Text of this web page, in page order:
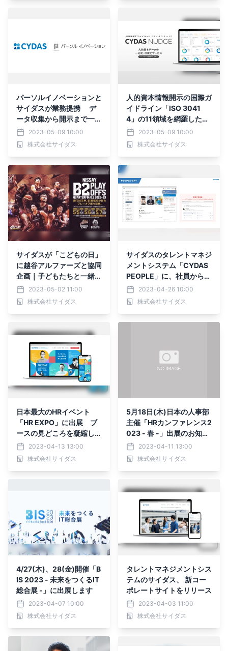
パーソルイノベーションと
サイダスが業務提携 デ
ータ収集から開示まで一気
通貫したサービス提供で、
人的資本経営の運用課題を
解決
2023-05-09 10:00
株式会社サイダス
人的資本情報開示の国際ガ
イドライン「ISO 3041
4」の11領域を網羅したク
ラウドサービス提供開始｜
月額料金だけですぐに利用
可能
2023-05-09 10:00
株式会社サイダス
サイダスが「こどもの日」
に越谷アルファーズと協同
企画｜子どもたちと一緒に
社員の夢を叶え、エンゲー
ジメントアップさせる特別
な試合に。
2023-05-02 11:00
株式会社サイダス
サイダスのタレントマネジ
メントシステム「CYDAS
PEOPLE」に、社員からの
問い合わせに自動で答える
ChatGPT機能「PEOPLE-
GPT」のリリース決定
2023-04-26 10:00
株式会社サイダス
日本最大のHRイベント
「HR EXPO」に出展 ブ
ースの見どころを凝縮した
特設サイトを公開
2023-04-13 13:00
株式会社サイダス
5月18日(木)日本の人事部
主催「HRカンファレンス2
023 - 春 -」出展のお知ら
せ
2023-04-11 13:00
株式会社サイダス
4/27(木)、28(金)開催「B
IS 2023 - 未来をつくるIT
総合展 -」に出展します
2023-04-07 10:00
株式会社サイダス
タレントマネジメントシス
テムのサイダス、 新コー
ポレートサイトをリリース
2023-04-03 11:00
株式会社サイダス